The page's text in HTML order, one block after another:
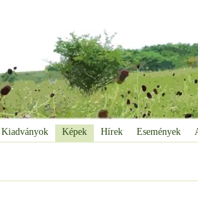
Kiadványok Képek Hírek Események